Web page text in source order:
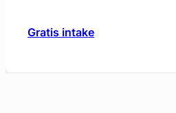
Gratis intake